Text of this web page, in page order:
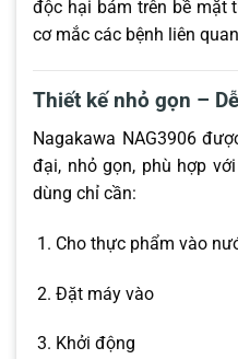
độc hại bám trên bề mặt
cơ mắc các bệnh liên
Thiết kế nhỏ gọn –
Nagakawa NAG3906
đại, nhỏ gọn, phù hợp
dùng chỉ cần:
Cho thực phẩm vào
Đặt máy vào
Khởi động